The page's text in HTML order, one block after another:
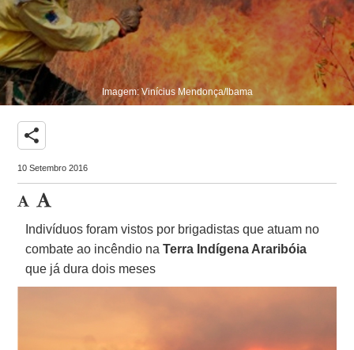
Imagem: Vinícius Mendonça/Ibama
share
10 Setembro 2016
Indivíduos foram vistos por brigadistas que atuam no
combate ao incêndio naTerra Indígena Araribóia
que já dura dois meses